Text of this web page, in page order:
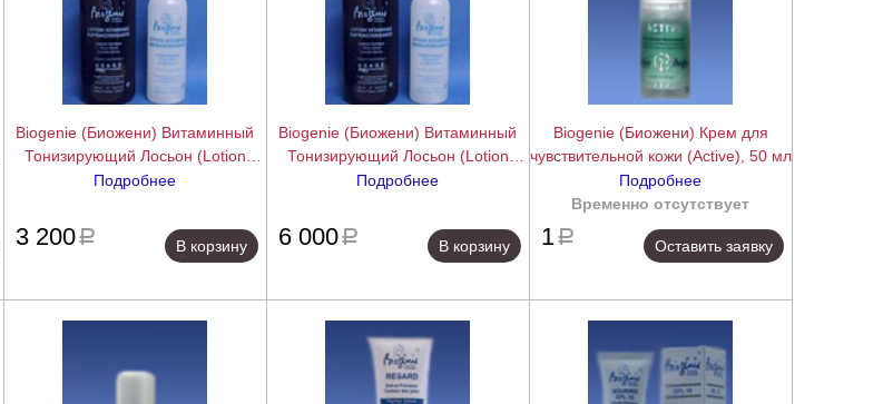
Biogenie (Биожени) Витаминный
Тонизирующий Лосьон (Lotion
Vitaminee Rafr), 200 мл
Подробнее
3 200a
В корзину
Biogenie (Биожени) Витаминный
Тонизирующий Лосьон (Lotion
Vitaminee Rafr), 500 мл
Подробнее
6 000a
В корзину
Biogenie (Биожени) Крем для
чувствительной кожи (Active), 50 мл
подробнее
Подробнее
Временно отсутствует
1 a
Оставить заявку